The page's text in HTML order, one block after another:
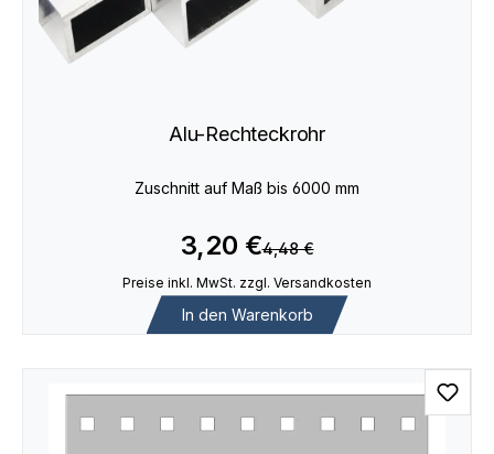
Alu-Rechteckrohr
Zuschnitt auf Maß bis 6000 mm
3,20 €4,48 €
Preise inkl. MwSt. zzgl. Versandkosten
In den Warenkorb